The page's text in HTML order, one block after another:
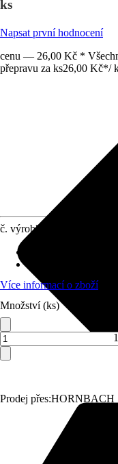
ks
Napsat první hodnocení
cenu — 26,00 Kč *
přepravu za ks26,00 Kč*/
Prodej přes:HORNBACH
č. výrobku
Více informací o zboží
Množství (ks)